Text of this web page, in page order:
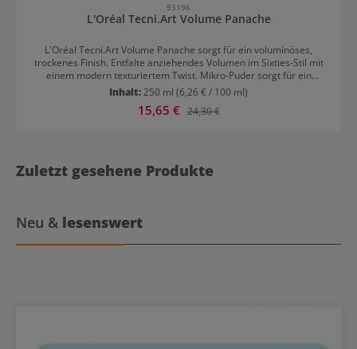
93196
L'Oréal Tecni.Art Volume Panache
L'Oréal Tecni.Art Volume Panache sorgt für ein voluminöses,
trockenes Finish. Entfalte anziehendes Volumen im Sixties-Stil mit
einem modern texturiertem Twist. Mikro-Puder sorgt für ein
trockenes Finish; der Dreifach-Diffusor für Volumen in nur einem
Schritt - ideal für Backstage-Arbeiten. Gleichmäßig auf die Partien
des trockenen Haars sprühen für Volumengebung und
ultimatives Volumen am Ansatz das Spray direkt auf den
Haaransatz sprühen und Strähne für Strähne zurückkämmen.
Inhalt:250 ml (6,26 € / 100 ml)
Verkaufspreis:
15,65 € Regulärer Preis:
24,30 €
Zuletzt gesehene Produkte
Neu & lesenswert